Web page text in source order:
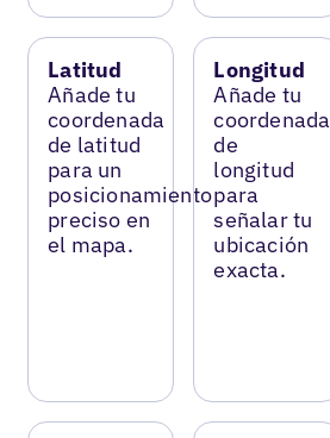
Latitud
Añade tu
coordenada
de latitud
para un
posicionamiento
preciso en
el mapa.
Longitud
Añade tu
coordenada
de
longitud
para
señalar tu
ubicación
exacta.